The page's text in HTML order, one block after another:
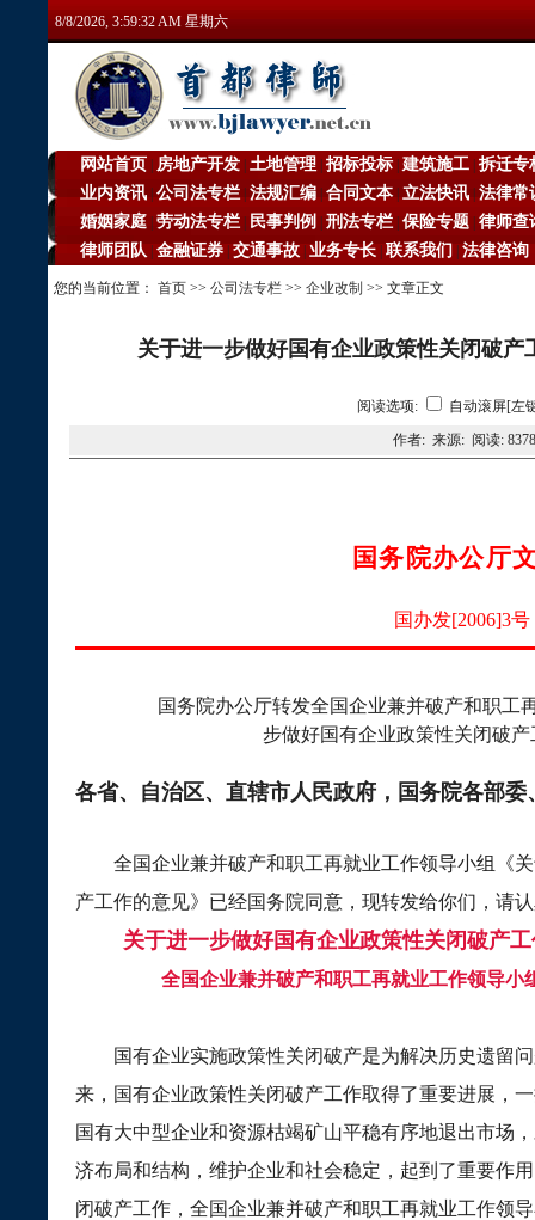
8/8/2026, 3:59:33 AM 星期六
网站首页 房地产开发 土地管理 招标投标 建筑施工 拆迁专
业内资讯 公司法专栏 法规汇编 合同文本 立法快讯 法律常
婚姻家庭 劳动法专栏 民事判例 刑法专栏 保险专题 律师查
律师团队 金融证券 交通事故 业务专长 联系我们 法律咨询
您的当前位置： 首页 >> 公司法专栏 >> 企业改制 >> 文章正文
关于进一步做好国有企业政策性关闭破产
阅读选项:
自动滚屏[左
作者: 来源: 阅读: 8378
国务院办公厅
国办发[2006]3号
国务院办公厅转发全国企业兼并破产和职工
步做好国有企业政策性关闭破
各省、自治区、直辖市人民政府，国务院各部委
全国企业兼并破产和职工再就业工作领导小组《关
产工作的意见》已经国务院同意，现转发给你们，请
关于进一步做好国有企业政策性关闭破产
全国企业兼并破产和职工再就业工作领导小
国有企业实施政策性关闭破产是为解决历史遗留问
来，国有企业政策性关闭破产工作取得了重要进展，
国有大中型企业和资源枯竭矿山平稳有序地退出市场
济布局和结构，维护企业和社会稳定，起到了重要作
闭破产工作，全国企业兼并破产和职工再就业工作领